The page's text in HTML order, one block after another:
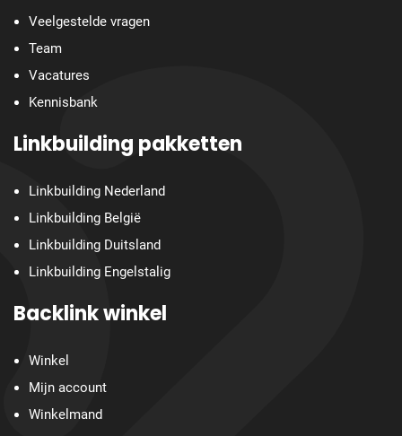
Veelgestelde vragen
Team
Vacatures
Kennisbank
Linkbuilding pakketten
Linkbuilding Nederland
Linkbuilding België
Linkbuilding Duitsland
Linkbuilding Engelstalig
Backlink winkel
Winkel
Mijn account
Winkelmand